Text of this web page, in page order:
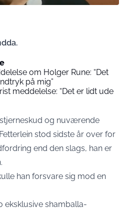
om Holger Rune: “Det
på mig”
meddelelse: “Det er lidt ude
stjerneskud og nuværende
stod sidste år over for
end den slags, han er
han forsvare sig mod en
eksklusive shamballa-